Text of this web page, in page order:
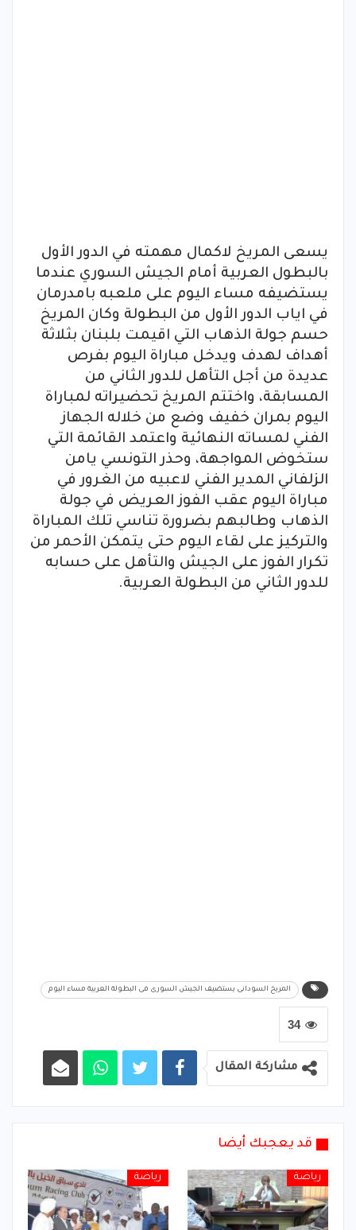
يسعى المريخ لاكمال مهمته في الدور الأول
بالبطول العربية أمام الجيش السوري عندما
يستضيفه مساء اليوم على ملعبه بامدرمان
في اياب الدور الأول من البطولة وكان المريخ
حسم جولة الذهاب التي اقيمت بلبنان بثلاثة
أهداف لهدف ويدخل مباراة اليوم بفرص
عديدة من أجل التأهل للدور الثاني من
المسابقة، واختتم المريخ تحضيراته لمباراة
اليوم بمران خفيف وضع من خلاله الجهاز
الفني لمساته النهائية واعتمد القائمة التي
ستخوض المواجهة، وحذر التونسي يامن
الزلفاني المدير الفني لاعبيه من الغرور في
مباراة اليوم عقب الفوز العريض في جولة
الذهاب وطالبهم بضرورة تناسي تلك المباراة
والتركيز على لقاء اليوم حتى يتمكن الأحمر من
تكرار الفوز على الجيش والتأهل على حسابه
للدور الثاني من البطولة العربية.
المريخ السودانى يستضيف الجيش السورى فى البطولة العربية مساء اليوم
34
مشاركة المقال
قد يعجبك أيضا
رياضة رياضة